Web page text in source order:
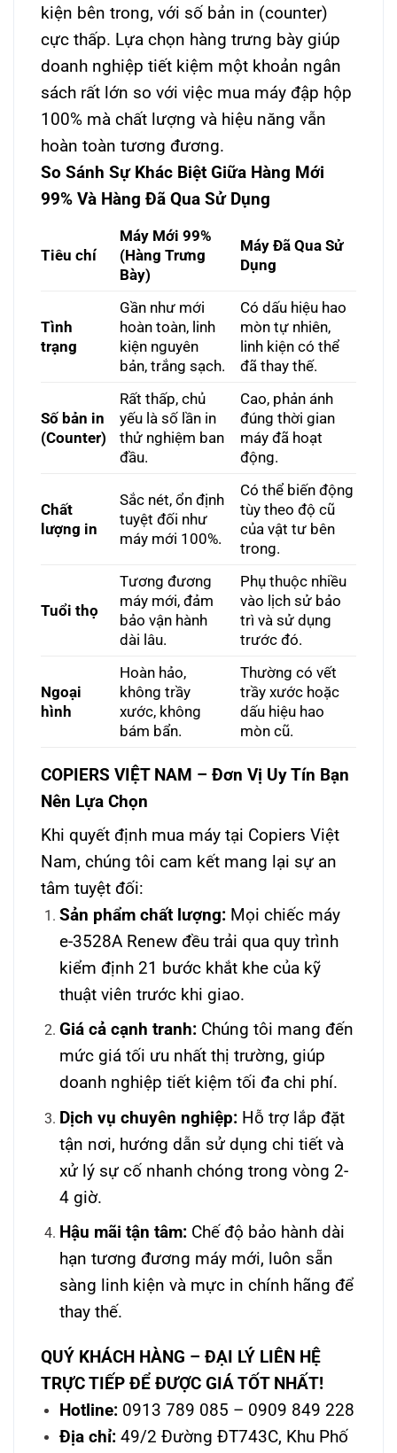
kiện bên trong, với số bản in (counter)
cực thấp. Lựa chọn hàng trưng bày giúp
doanh nghiệp tiết kiệm một khoản ngân
sách rất lớn so với việc mua máy đập hộp
100% mà chất lượng và hiệu năng vẫn
hoàn toàn tương đương.
So Sánh Sự Khác Biệt Giữa Hàng Mới
99% Và Hàng Đã Qua Sử Dụng
Tiêu chí
Máy Mới 99%
(Hàng Trưng
Bày)
Máy Đã Qua Sử
Dụng
Tình
trạng
Gần như mới
hoàn toàn, linh
kiện nguyên
bản, trắng sạch.
Có dấu hiệu hao
mòn tự nhiên,
linh kiện có thể
đã thay thế.
Số bản in
(Counter)
Rất thấp, chủ
yếu là số lần in
thử nghiệm ban
đầu.
Cao, phản ánh
đúng thời gian
máy đã hoạt
động.
Chất
lượng in
Sắc nét, ổn định
tuyệt đối như
máy mới 100%.
Có thể biến động
tùy theo độ cũ
của vật tư bên
trong.
Tuổi thọ
Tương đương
máy mới, đảm
bảo vận hành
dài lâu.
Phụ thuộc nhiều
vào lịch sử bảo
trì và sử dụng
trước đó.
Ngoại
hình
Hoàn hảo,
không trầy
xước, không
bám bẩn.
Thường có vết
trầy xước hoặc
dấu hiệu hao
mòn cũ.
COPIERS VIỆT NAM – Đơn Vị Uy Tín Bạn
Nên Lựa Chọn
Khi quyết định mua máy tại Copiers Việt
Nam, chúng tôi cam kết mang lại sự an
tâm tuyệt đối:
Sản phẩm chất lượng:Mọi chiếc máy
e-3528A Renew đều trải qua quy trình
kiểm định 21 bước khắt khe của kỹ
thuật viên trước khi giao.
Giá cả cạnh tranh:Chúng tôi mang đến
mức giá tối ưu nhất thị trường, giúp
doanh nghiệp tiết kiệm tối đa chi phí.
Dịch vụ chuyên nghiệp:Hỗ trợ lắp đặt
tận nơi, hướng dẫn sử dụng chi tiết và
xử lý sự cố nhanh chóng trong vòng 2-
4 giờ.
Hậu mãi tận tâm:Chế độ bảo hành dài
hạn tương đương máy mới, luôn sẵn
sàng linh kiện và mực in chính hãng để
thay thế.
QUÝ KHÁCH HÀNG – ĐẠI LÝ LIÊN HỆ
TRỰC TIẾP ĐỂ ĐƯỢC GIÁ TỐT NHẤT!
Hotline:0913 789 085 – 0909 849 228
Địa chỉ:49/2 Đường ĐT743C, Khu Phố